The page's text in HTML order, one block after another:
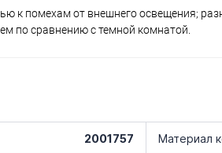
к помехам от внешнего освещения;
по сравнению с темной комнатой.
2001757 Материал